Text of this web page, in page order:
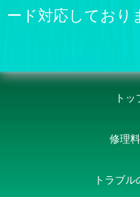
ード対応しており
トッ
修理
トラブル